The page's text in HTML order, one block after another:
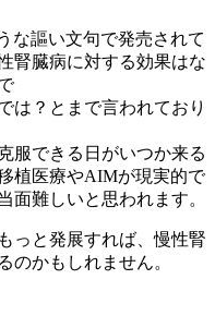
な謳い文句で発売されて
腎臓病に対する効果はな
は？とまで言われており
服できる日がいつか来る
植医療やAIMが現実的で
面難しいと思われます。
っと発展すれば、慢性腎
のかもしれません。